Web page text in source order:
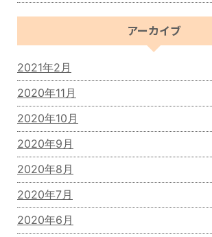
アーカイブ
2021年2月
2020年11月
2020年10月
2020年9月
2020年8月
2020年7月
2020年6月